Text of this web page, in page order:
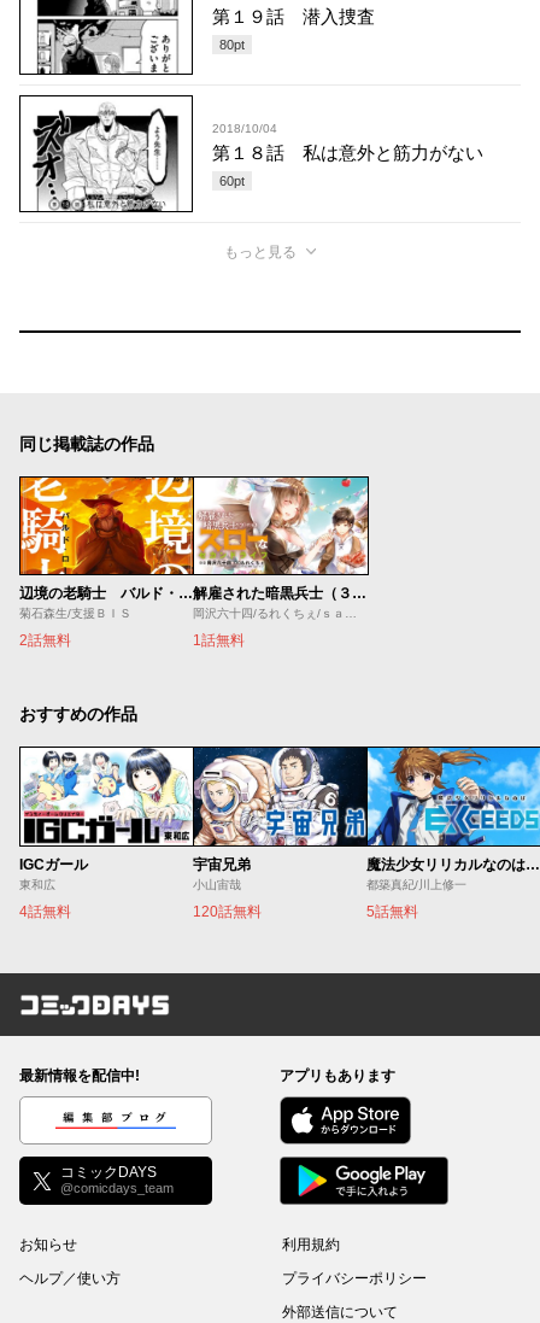
第１９話 潜入捜査
80pt
2018/10/04
第１８話 私は意外と筋力がない
60pt
もっと見る
同じ掲載誌の作品
辺境の老騎士 バルド・ローエン
菊石森生/支援ＢＩＳ
2話無料
解雇された暗黒兵士（３０代）のスローなセカンドライフ
岡沢六十四/るれくちぇ/ｓａｇｅ・ジョー
1話無料
おすすめの作品
IGCガール
東和広
4話無料
宇宙兄弟
小山宙哉
120話無料
魔法少女リリカルなのは EXCEEDS
都築真紀/川上修一
5話無料
コミックDAYS
最新情報を配信中!
編集部ブログ
コミックDAYS
@comicdays_team
アプリもあります
お知らせ
ヘルプ／使い方
利用規約
プライバシーポリシー
外部送信について